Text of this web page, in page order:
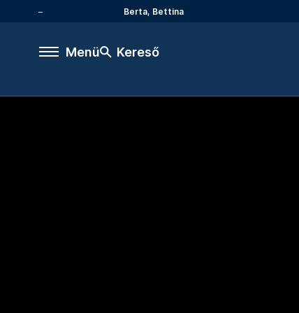
Berta, Bettina
Menü Kereső